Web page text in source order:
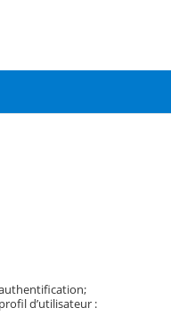
d’utilisateur :